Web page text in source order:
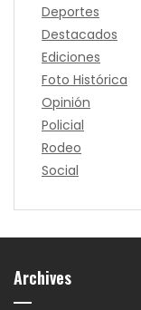
Deportes
Destacados
Ediciones
Foto Histórica
Opinión
Policial
Rodeo
Social
Archives